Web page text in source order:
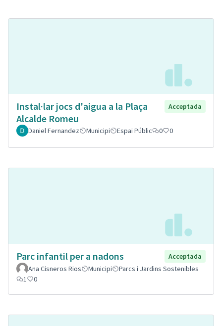
Instal·lar jocs d'aigua a la Plaça
Alcalde Romeu
Acceptada
Daniel Fernandez Municipi Espai Públic 0 0
Parc infantil per a nadons
Acceptada
Ana Cisneros Rios
Municipi
Parcs i Jardins Sostenibles
1
0